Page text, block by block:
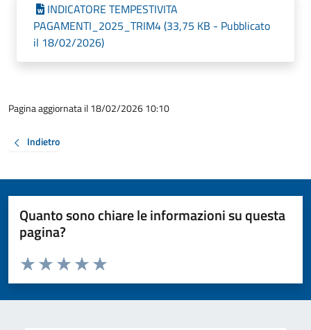
INDICATORE TEMPESTIVITA
PAGAMENTI_2025_TRIM4 (33,75 KB - Pubblicato
il 18/02/2026)
Pagina aggiornata il 18/02/2026 10:10
Indietro
Quanto sono chiare le informazioni su questa
pagina?
Valuta da 1 a 5 stelle la pagina
Valuta 5 stelle su 5
Valuta 4 stelle su 5
Valuta 3 stelle su 5
Valuta 2 stelle su 5
Valuta 1 stelle su 5